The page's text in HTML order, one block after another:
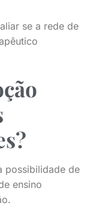
se a rede de
possibilidade de
ensino